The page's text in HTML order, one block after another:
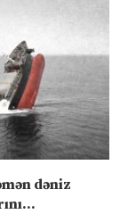
dəniz